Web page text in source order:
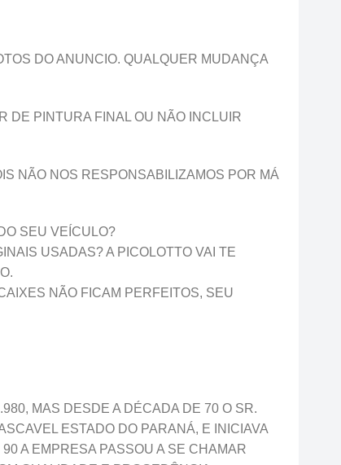
DO ANUNCIO. QUALQUER MUDANÇA
DE PINTURA FINAL OU NÃO INCLUIR
NÃO NOS RESPONSABILIZAMOS POR MÁ
SEU VEÍCULO?
USADAS? A PICOLOTTO VAI TE
NÃO FICAM PERFEITOS, SEU
MAS DESDE A DÉCADA DE 70 O SR.
ESTADO DO PARANÁ, E INICIAVA
A EMPRESA PASSOU A SE CHAMAR